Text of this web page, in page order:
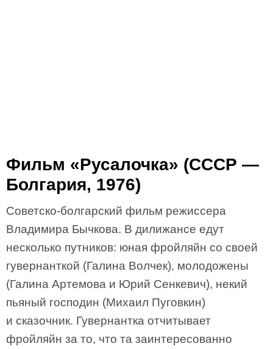
Фильм «Русалочка» (СССР —
Болгария, 1976)
Советско-болгарский фильм режиссера
Владимира Бычкова. В дилижансе едут
несколько путников: юная фройляйн со своей
гувернанткой (Галина Волчек), молодожены
(Галина Артемова и Юрий Сенкевич), некий
пьяный господин (Михаил Пуговкин)
и сказочник. Гувернантка отчитывает
фройляйн за то, что та заинтересованно